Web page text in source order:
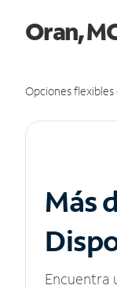
Oran,
Opciones flexibles
Más
Encuentra